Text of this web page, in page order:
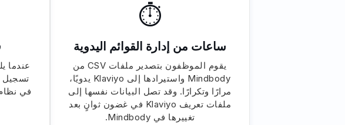
⏱
ساعات من إدارة القوائم اليدوية
يقوم الموظفون بتصدير ملفات CSV من
Mindbody واستيرادها إلى Klaviyo يدويًا،
مرارًا وتكرارًا. وقد تصل البيانات نفسها إلى
ملفات تعريف Klaviyo في غضون ثوانٍ بعد
تغييرها في Mindbody.
عندما
تسجيل